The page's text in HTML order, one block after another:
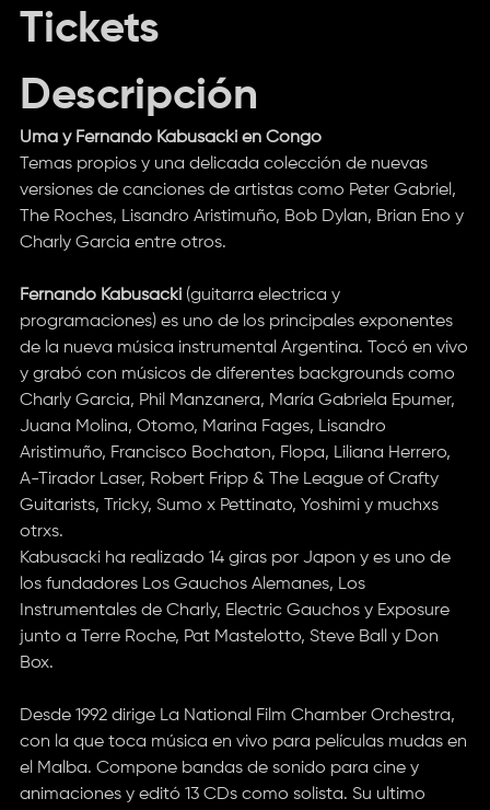
Tickets
Descripción
Uma y Fernando Kabusacki en Congo
Temas propios y una delicada colección de nuevas
versiones de canciones de artistas como Peter Gabriel,
The Roches, Lisandro Aristimuño, Bob Dylan, Brian Eno y
Charly Garcia entre otros.
Fernando Kabusacki (guitarra electrica y
programaciones) es uno de los principales exponentes
de la nueva música instrumental Argentina. Tocó en vivo
y grabó con músicos de diferentes backgrounds como
Charly Garcia, Phil Manzanera, María Gabriela Epumer,
Juana Molina, Otomo, Marina Fages, Lisandro
Aristimuño, Francisco Bochaton, Flopa, Liliana Herrero,
A-Tirador Laser, Robert Fripp & The League of Crafty
Guitarists, Tricky, Sumo x Pettinato, Yoshimi y muchxs
otrxs.
Kabusacki ha realizado 14 giras por Japon y es uno de
los fundadores Los Gauchos Alemanes, Los
Instrumentales de Charly, Electric Gauchos y Exposure
junto a Terre Roche, Pat Mastelotto, Steve Ball y Don
Box.
Desde 1992 dirige La National Film Chamber Orchestra,
con la que toca música en vivo para películas mudas en
el Malba. Compone bandas de sonido para cine y
animaciones y editó 13 CDs como solista. Su ultimo